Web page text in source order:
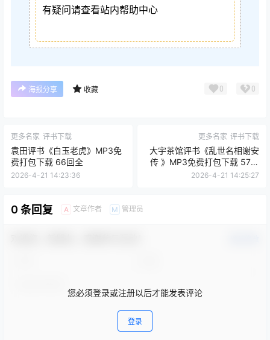
有疑问请查看站内帮助中心
海报分享 收藏 0 0
更多名家 评书下载
袁田评书《白玉老虎》MP3免
费打包下载 66回全
2026-4-21 14:23:36
更多名家 评书下载
大宇茶馆评书《乱世名相谢安
传 》MP3免费打包下载 57回
全
2026-4-21 14:25:27
0 条回复 A 文章作者 M 管理员
您必须登录或注册以后才能发表评论
登录